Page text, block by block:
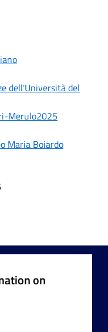
dell'Università del
Merulo2025
Maria Boiardo
on